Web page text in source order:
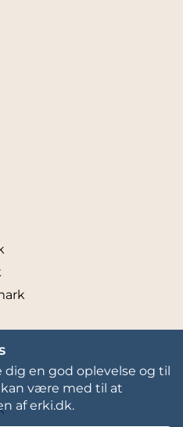
dig en god oplevelse og til
være med til at
af erki.dk.